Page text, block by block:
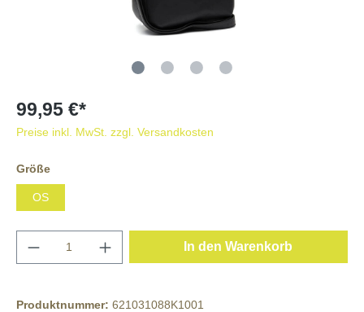
99,95 €*
Preise inkl. MwSt. zzgl. Versandkosten
Größe
OS
In den Warenkorb
Produktnummer: 621031088K1001